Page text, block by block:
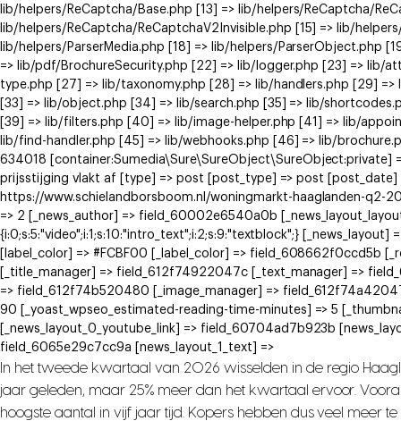
lib/helpers/ReCaptcha/Base.php [13] => lib/helpers/ReCaptcha/
lib/helpers/ReCaptcha/ReCaptchaV2Invisible.php [15] => lib/
lib/helpers/ParserMedia.php [18] => lib/helpers/ParserObject.php
=> lib/pdf/BrochureSecurity.php [22] => lib/logger.php [23] => lib/
type.php [27] => lib/taxonomy.php [28] => lib/handlers.php [29]
[33] => lib/object.php [34] => lib/search.php [35] => lib/
[39] => lib/filters.php [40] => lib/image-helper.php [41] => lib/
lib/find-handler.php [45] => lib/webhooks.php [46] => lib/
634018 [container:Sumedia\Sure\SureObject\SureObject:private]
prijsstijging vlakt af [type] => post [post_type] => post [post_date]
https://www.schielandborsboom.nl/woningmarkt-haaglanden-q2-
=> 2 [_news_author] => field_60002e6540a0b
{i:0;s:5:"video";i:1;s:10:"intro_text";i:2;s:9:"textblock";}
[label_color] => #FCBF00 [_label_color] => field_608662f0ccd5b
[_title_manager] => field_612f74922047c [_text_manager] =>
=> field_612f74b520480 [_image_manager] =>
90 [_yoast_wpseo_estimated-reading-time-minutes] => 5
[_news_layout_0_youtube_link] => field_60704ad7b923b
field_6065e29c7cc9a [news_layout_1_text] =>
In het tweede kwartaal van 2026 wisselden in de regio
jaar geleden, maar 25% meer dan het kwartaal ervoor.
hoogste aantal in vijf jaar tijd. Kopers hebben dus veel meer